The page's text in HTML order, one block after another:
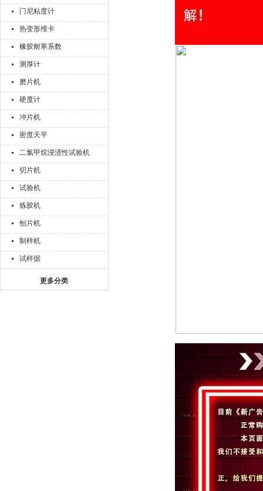
门尼粘度计
热变形维卡
橡胶耐寒系数
测厚计
磨片机
硬度计
冲片机
密度天平
二氯甲烷浸渍性试验机
切片机
试验机
炼胶机
刨片机
制样机
试样据
更多分类